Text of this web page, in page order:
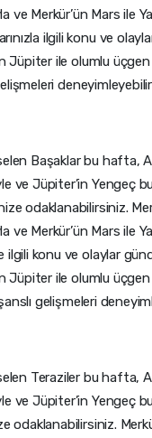
ve Merkür’ün Mars ile
ilgili konu ve
Jüpiter ile olumlu üçgen
Başaklar bu hafta,
ve Jüpiter’in Yengeç
odaklanabilirsiniz.
ve Merkür’ün Mars ile
ilgili konu ve olaylar
Jüpiter ile olumlu üçgen
gelişmeleri
Teraziler bu hafta,
ve Jüpiter’in Yengeç
odaklanabilirsiniz.